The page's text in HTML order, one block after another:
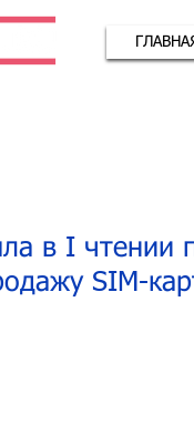
в I чтении
SIM-